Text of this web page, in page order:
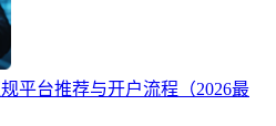
平台推荐与开户流程（2026最